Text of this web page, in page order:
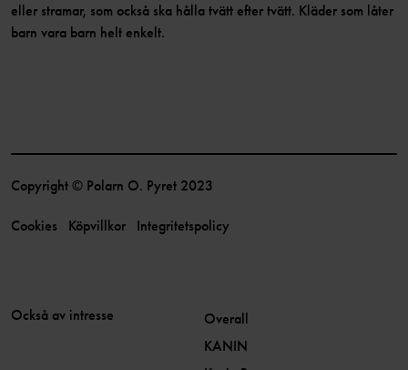
eller stramar, som också ska hålla tvätt efter tvätt. Kläder som låter
barn vara barn helt enkelt.
Copyright © Polarn O. Pyret 2023
Cookies Köpvillkor Integritetspolicy
Också av intresse
Overall
KANIN